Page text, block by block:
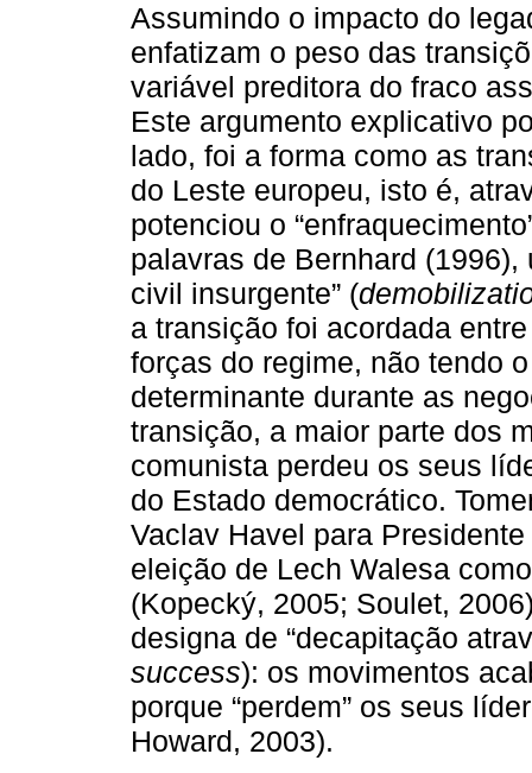
Assumindo o impacto do
enfatizam o peso das
variável preditora do fraco
Este argumento explicativo
lado, foi a forma como as
do Leste europeu, isto é,
potenciou o
palavras de Bernhard
civil insurgente” (
a transição foi acordada
forças do regime, não tendo
determinante durante as
transição, a maior parte dos
comunista perdeu os seus
do Estado democrático.
Vaclav Havel para
eleição de Lech Walesa
(Kopecký, 2005; Soulet,
designa de “decapitação
success): os movimentos
porque “perdem” os seus
Howard, 2003).